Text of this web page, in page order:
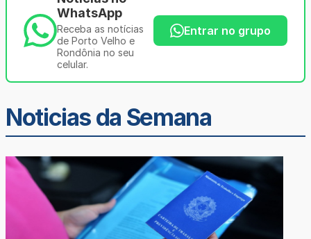
WhatsApp
Receba as notícias
de Porto Velho e
Rondônia no seu
celular.
Entrar no grupo
Noticias da Semana